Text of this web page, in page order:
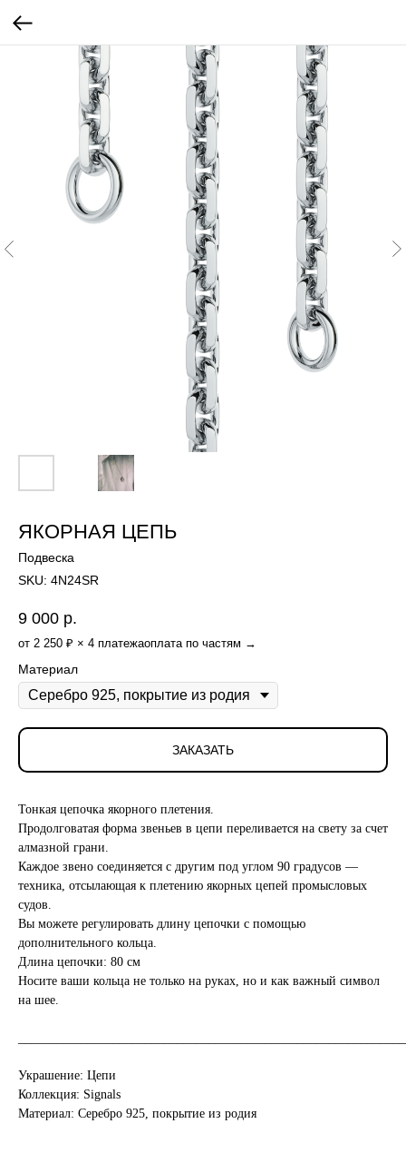
ЯКОРНАЯ ЦЕПЬ
Подвеска
SKU: 4N24SR
9 000 р.
от 2 250 ₽ × 4 платежаоплата по частям →
Материал
ЗАКАЗАТЬ
Тонкая цепочка якорного плетения.
Продолговатая форма звеньев в цепи переливается на свету за счет
алмазной грани.
Каждое звено соединяется с другим под углом 90 градусов —
техника, отсылающая к плетению якорных цепей промысловых
судов.
Вы можете регулировать длину цепочки с помощью
дополнительного кольца.
Длина цепочки: 80 см
Носите ваши кольца не только на руках, но и как важный символ
на шее.
Украшение: Цепи
Коллекция: Signals
Материал: Серебро 925, покрытие из родия